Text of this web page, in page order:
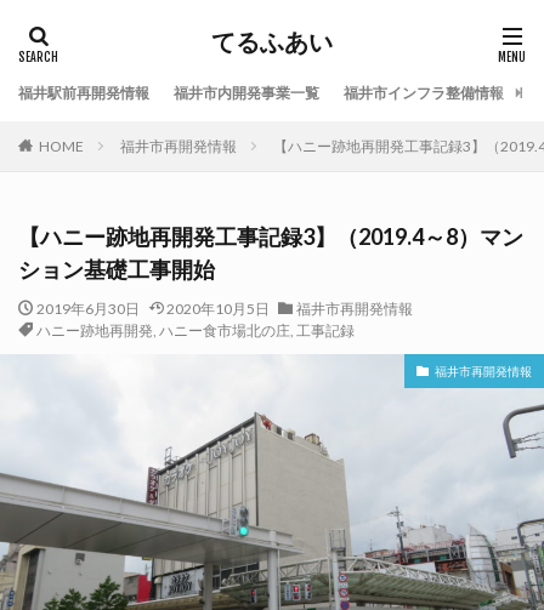
てるふあい
福井駅前再開発情報 福井市内開発事業一覧 福井市インフラ整備情報
HOME 福井市再開発情報 【ハニー跡地再開発工事記録3】（
【ハニー跡地再開発工事記録3】（2019.4～8）マン
ション基礎工事開始
2019年6月30日 2020年10月5日
福井市再開発情報
ハニー跡地再開発, ハニー食市場北の庄, 工事記録
福井市再開発情報